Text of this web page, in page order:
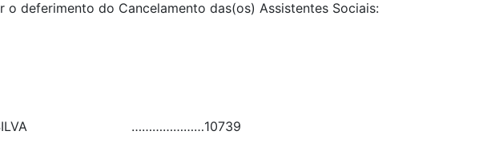
o deferimento do Cancelamento das(os) Assistentes Sociais:
…………………10739